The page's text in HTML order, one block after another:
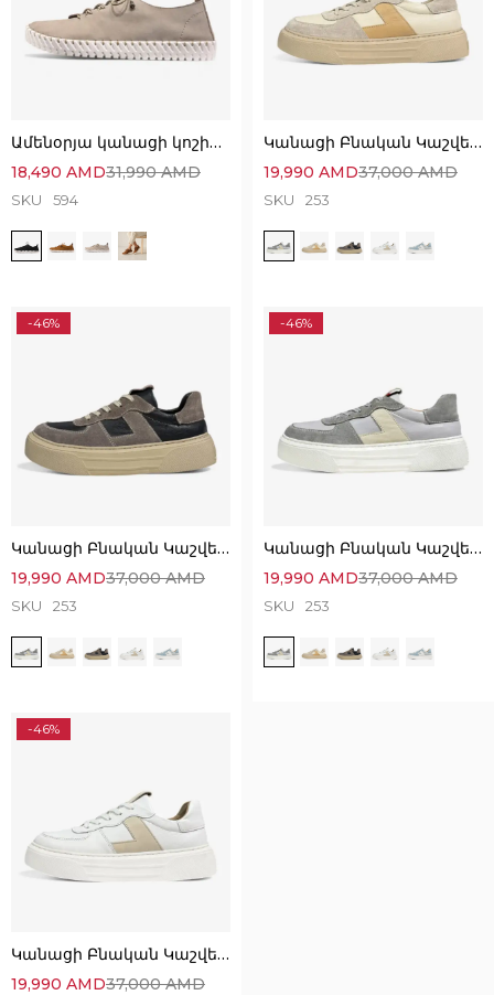
Ամենօրյա կանացի կոշիկներ՝ հիանալի ընտրություն
31,990AMD
18,490 AMD
SKU 594
Կանացի Բնական Կաշվե և Զամշից Սպորտային Կոշիկներ
37,000AMD
19,990 AMD
SKU 253
-46%
Կանացի Բնական Կաշվե և Զամշից Սպորտային Կոշիկներ
37,000AMD
19,990 AMD
SKU 253
-46%
Կանացի Բնական Կաշվե և Զամշից Սպորտային Կոշիկներ
37,000AMD
19,990 AMD
SKU 253
-46%
Կանացի Բնական Կաշվե և Զամշից Սպորտային Կոշիկներ
37,000AMD
19,990 AMD